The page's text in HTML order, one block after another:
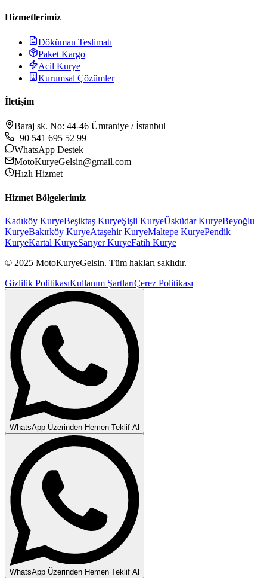
Hizmetlerimiz
Döküman Teslimatı
Paket Kargo
Acil Kurye
Kurumsal Çözümler
İletişim
Baraj sk. No: 44-46 Ümraniye / İstanbul
+90 541 695 52 99
WhatsApp Destek
MotoKuryeGelsin@gmail.com
Hızlı Hizmet
Hizmet Bölgelerimiz
Kadıköy KuryeBeşiktaş KuryeŞişli KuryeÜsküdarKuryeBeyoğlu
KuryeBakırköy KuryeAtaşehirKuryeMaltepe KuryePendik
KuryeKartal KuryeSarıyerKuryeFatih Kurye
© 2025 MotoKuryeGelsin. Tüm hakları saklıdır.
Gizlilik PolitikasıKullanım ŞartlarıÇerez Politikası
WhatsApp Üzerinden Hemen Teklif Al
WhatsApp Üzerinden Hemen Teklif Al